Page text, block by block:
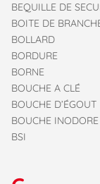
BEQUILLE DE
BOITE DE
BOLLARD
BORDURE
BORNE
BOUCHE A CLÉ
BOUCHE D’ÉGOUT
BOUCHE INODORE
BSI